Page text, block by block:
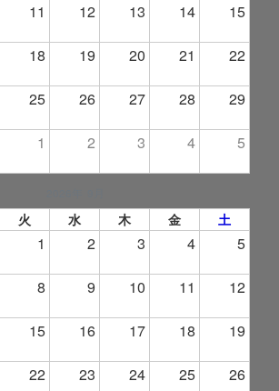
11 12 13 14 15
18 19 20 21 22
25 26 27 28 29
1 2 3 4 5
火 水 木 金 土
1 2 3 4 5
8 9 10 11 12
15 16 17 18 19
22 23 24 25 26